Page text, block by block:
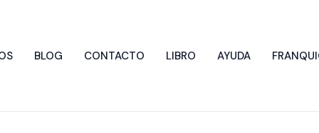
BLOG CONTACTO LIBRO AYUDA